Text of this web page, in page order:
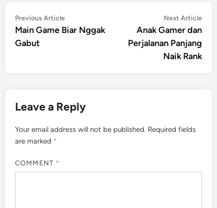
Post
navigation
Previous ArticlePrevious
article:
Main Game Biar Nggak
Gabut
Next Article
Anak Gamer dan
Perjalanan Panjang
Naik Rank
Leave a Reply
Your email address will not be published. Required fields
are marked *
COMMENT *